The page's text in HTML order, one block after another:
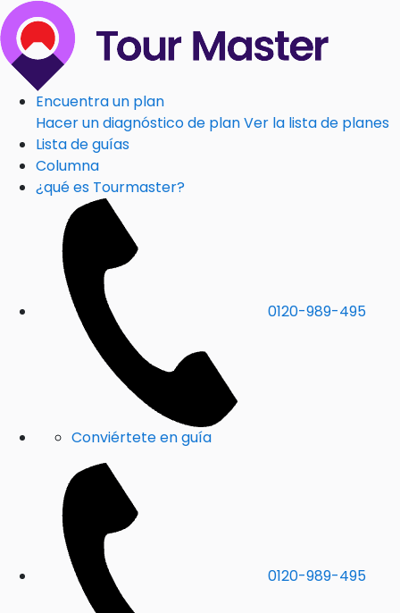
Encuentra un plan
Hacer un diagnóstico de planVer la lista de planes
Lista de guías
Columna
¿qué es Tourmaster?
0120-989-495
Conviértete en guía
0120-989-495